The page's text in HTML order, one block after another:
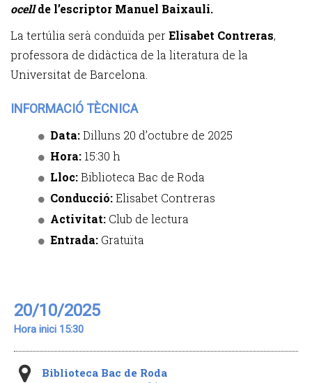
ocellde l’escriptor Manuel Baixauli.
La tertúlia serà conduïda perElisabet Contreras,
professora de didàctica de la literatura de la
Universitat de Barcelona.
INFORMACIÓ TÈCNICA
Data:Dilluns 20 d’octubre de 2025
Hora: 15:30 h
Lloc:Biblioteca Bac de Roda
Conducció:Elisabet Contreras
Activitat: Club de lectura
Entrada: Gratuïta
20/10/2025
Hora inici 15:30
Biblioteca Bac de Roda